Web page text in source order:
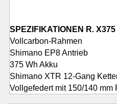
SPEZIFIKATIONEN R.
Vollcarbon-Rahmen
Shimano EP8 Antrieb
375 Wh Akku
Shimano XTR 12-Gang
Vollgefedert mit 150/140 mm